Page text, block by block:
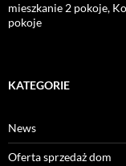
mieszkanie 2 pokoje,
pokoje
KATEGORIE
News
Oferta sprzedaż dom